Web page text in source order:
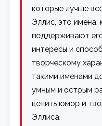
которые лучше
Эллис, это имена,
поддерживают
интересы и
творческому
такими именами
умным и острым
ценить юмор и
Эллиса.